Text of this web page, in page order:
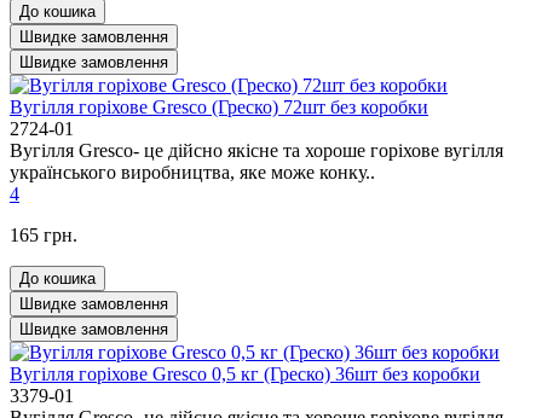
До кошика
Швидке замовлення
Швидке замовлення
Вугілля горіхове Gresco (Греско) 72шт без коробки
2724-01
Вугілля Gresco- це дійсно якісне та хороше горіхове вугілля
українського виробництва, яке може конку..
4
165 грн.
До кошика
Швидке замовлення
Швидке замовлення
Вугілля горіхове Gresco 0,5 кг (Греско) 36шт без коробки
3379-01